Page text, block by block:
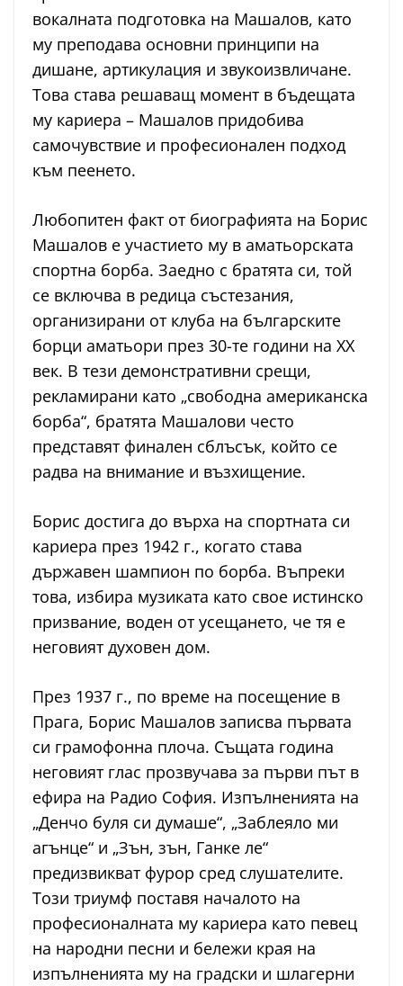
вокалната подготовка на Машалов, като
му преподава основни принципи на
дишане, артикулация и звукоизвличане.
Това става решаващ момент в бъдещата
му кариера – Машалов придобива
самочувствие и професионален подход
към пеенето.
Любопитен факт от биографията на Борис
Машалов е участието му в аматьорската
спортна борба. Заедно с братята си, той
се включва в редица състезания,
организирани от клуба на българските
борци аматьори през 30-те години на XX
век. В тези демонстративни срещи,
рекламирани като „свободна американска
борба“, братята Машалови често
представят финален сблъсък, който се
радва на внимание и възхищение.
Борис достига до върха на спортната си
кариера през 1942 г., когато става
държавен шампион по борба. Въпреки
това, избира музиката като свое истинско
призвание, воден от усещането, че тя е
неговият духовен дом.
През 1937 г., по време на посещение в
Прага, Борис Машалов записва първата
си грамофонна плоча. Същата година
неговият глас прозвучава за първи път в
ефира на Радио София. Изпълненията на
„Денчо буля си думаше“, „Заблеяло ми
агънце“ и „Зън, зън, Ганке ле“
предизвикват фурор сред слушателите.
Този триумф поставя началото на
професионалната му кариера като певец
на народни песни и бележи края на
изпълненията му на градски и шлагерни